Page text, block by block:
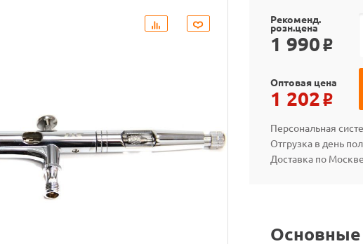
Рекоменд.
розн.цена
1 990 o
Оптовая цена
1 202 o
Персональная
Отгрузка в день
Доставка по
Основные